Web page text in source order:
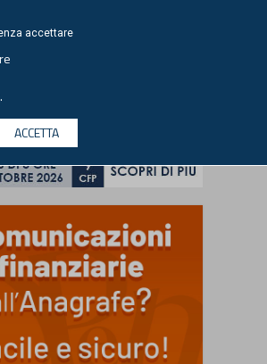
accettare
.
ACCETTA